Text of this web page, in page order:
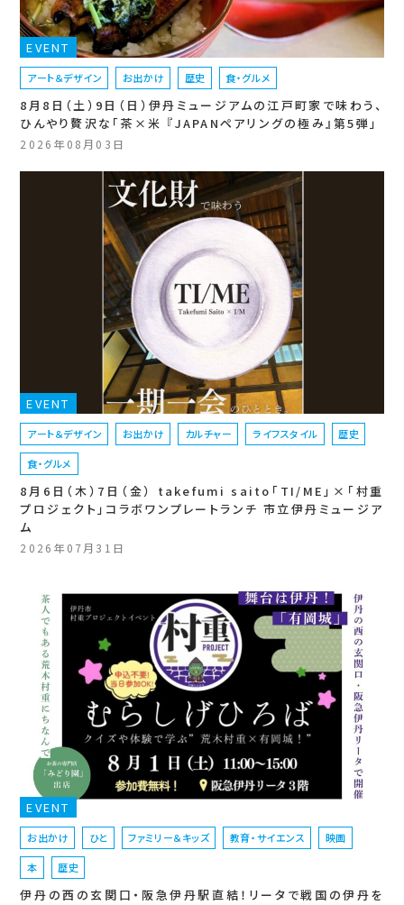
EVENT
アート＆デザイン お出かけ 歴史 食・グルメ
8月8日（土）9日（日）伊丹ミュージアムの江戸町家で味わう、
ひんやり贅沢な「茶×米 『JAPANペアリングの極み』第5弾」
2026年08月03日
EVENT
アート＆デザイン お出かけ カルチャー ライフスタイル 歴史
食・グルメ
8月6日（木）7日（金） takefumi saito「TI/ME」×「村重
プロジェクト」コラボワンプレートランチ 市立伊丹ミュージア
ム
2026年07月31日
EVENT
お出かけ ひと ファミリー＆キッズ 教育・サイエンス 映画
本 歴史
伊丹の西の玄関口・阪急伊丹駅直結！リータで戦国の伊丹を